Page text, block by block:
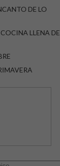
DE LO
LLENA DE